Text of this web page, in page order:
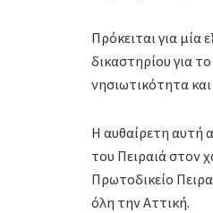
Πρόκειται για μία
δικαστηρίου για
νησιωτικότητα
Η αυθαίρετη αυτή
του Πειραιά στον
Πρωτοδικείο
όλη την Αττική.